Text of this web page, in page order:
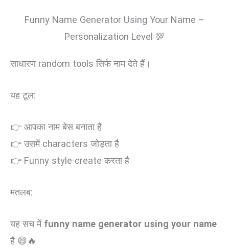
Funny Name Generator Using Your Name –
Personalization Level 💯
साधारण random tools सिर्फ नाम देते हैं।
यह टूल:
👉 आपका नाम बेस बनाता है
👉 उसमें characters जोड़ता है
👉 Funny style create करता है
मतलब:
यह सच में funny name generator using your name
है 😄🔥